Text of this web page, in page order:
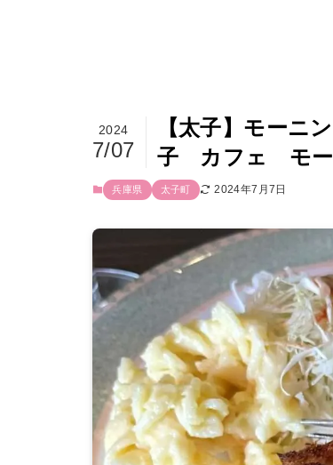
【太子】モーニ
子 カフェ モー
2024
7/07
兵庫県 太子町 2024年7月7日